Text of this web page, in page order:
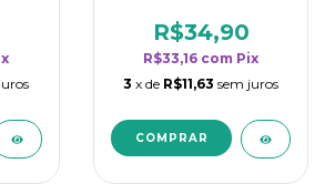
rendimento da
categoria - Flor de
Laranjeira
R$34,90
R$33,16 com Pix
3 x de R$11,63 sem juros